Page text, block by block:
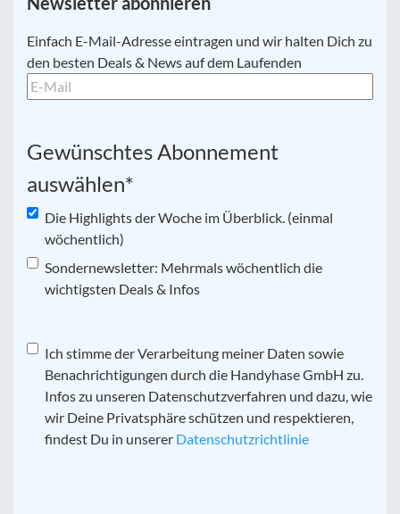
E-
Mail *
Einfach E-Mail-Adresse eintragen und wir halten Dich zu
den besten Deals & News auf dem Laufenden
Gewünschtes Abonnement
auswählen*
Die Highlights der Woche im Überblick. (einmal
wöchentlich)
Sondernewsletter: Mehrmals wöchentlich die
wichtigsten Deals & Infos
Datenschutz*
Ich stimme der Verarbeitung meiner Daten sowie
Benachrichtigungen durch die Handyhase GmbH zu.
Infos zu unseren Datenschutzverfahren und dazu, wie
wir Deine Privatsphäre schützen und respektieren,
findest Du in unserer Datenschutzrichtlinie